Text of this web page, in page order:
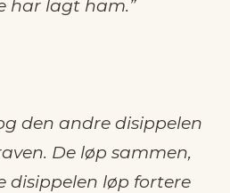
har lagt ham.”
den andre disippelen
De løp sammen,
disippelen løp fortere